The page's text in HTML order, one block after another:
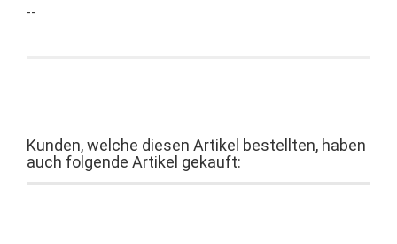
--
Kunden, welche diesen Artikel bestellten, haben
auch folgende Artikel gekauft: